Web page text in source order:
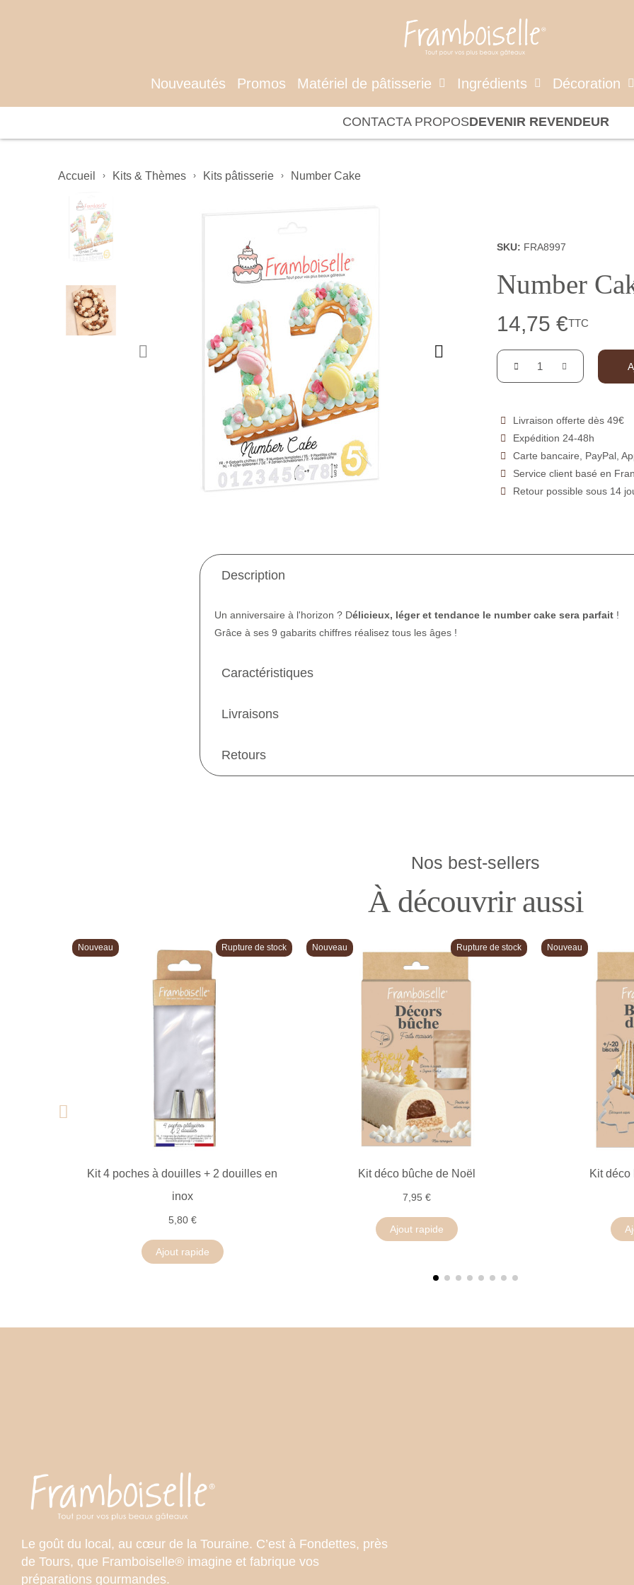
Nouveautés Promos Matériel de pâtisserie Ingrédients Décoration
CONTACTA PROPOSDEVENIR REVENDEUR
Accueil Kits & Thèmes Kits pâtisserie Number Cake
SKU FRA8997
Number
14,75 €TTC
Livraison offerte dès 49€
Expédition 24-48h
Carte bancaire, PayPal,
Service client basé en
Retour possible sous 14
Description
Un anniversaire à l'horizon ? Délicieux, léger et tendance le number cake sera parfait !
Grâce à ses 9 gabarits chiffres réalisez tous les âges !
Caractéristiques
Livraisons
Retours
Nos best-sellers
À découvrir aussi
Nouveau Rupture de stock
Kit 4 poches à douilles + 2 douilles en
inox
5,80 €
Ajout rapide
Nouveau Rupture de stock
Kit déco bûche de Noël
7,95 €
Ajout rapide
Nouveau
Kit déco
Le goût du local, au cœur de la Touraine. C’est à Fondettes, près
de Tours, que Framboiselle® imagine et fabrique vos
préparations gourmandes.